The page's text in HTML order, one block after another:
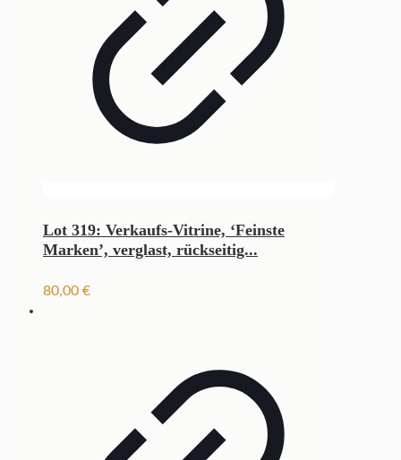
Lot 319: Verkaufs-Vitrine, ‘Feinste
Marken’, verglast, rückseitig...
80,00 €